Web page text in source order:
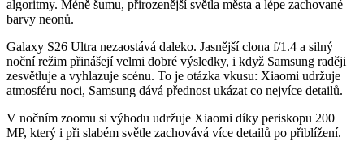
algoritmy. Méně šumu, přirozenější světla města a lépe zachované
barvy neonů.
Galaxy S26 Ultra nezaostává daleko. Jasnější clona f/1.4 a silný
noční režim přinášejí velmi dobré výsledky, i když Samsung raději
zesvětluje a vyhlazuje scénu. To je otázka vkusu: Xiaomi udržuje
atmosféru noci, Samsung dává přednost ukázat co nejvíce detailů.
V nočním zoomu si výhodu udržuje Xiaomi díky periskopu 200
MP, který i při slabém světle zachovává více detailů po přiblížení.